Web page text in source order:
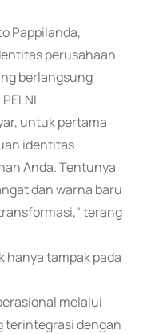
Pappilanda,
perusahaan
berlangsung
untuk pertama
identitas
Anda. Tentunya
dan warna baru
terang
hanya tampak pada
melalui
terintegrasi dengan